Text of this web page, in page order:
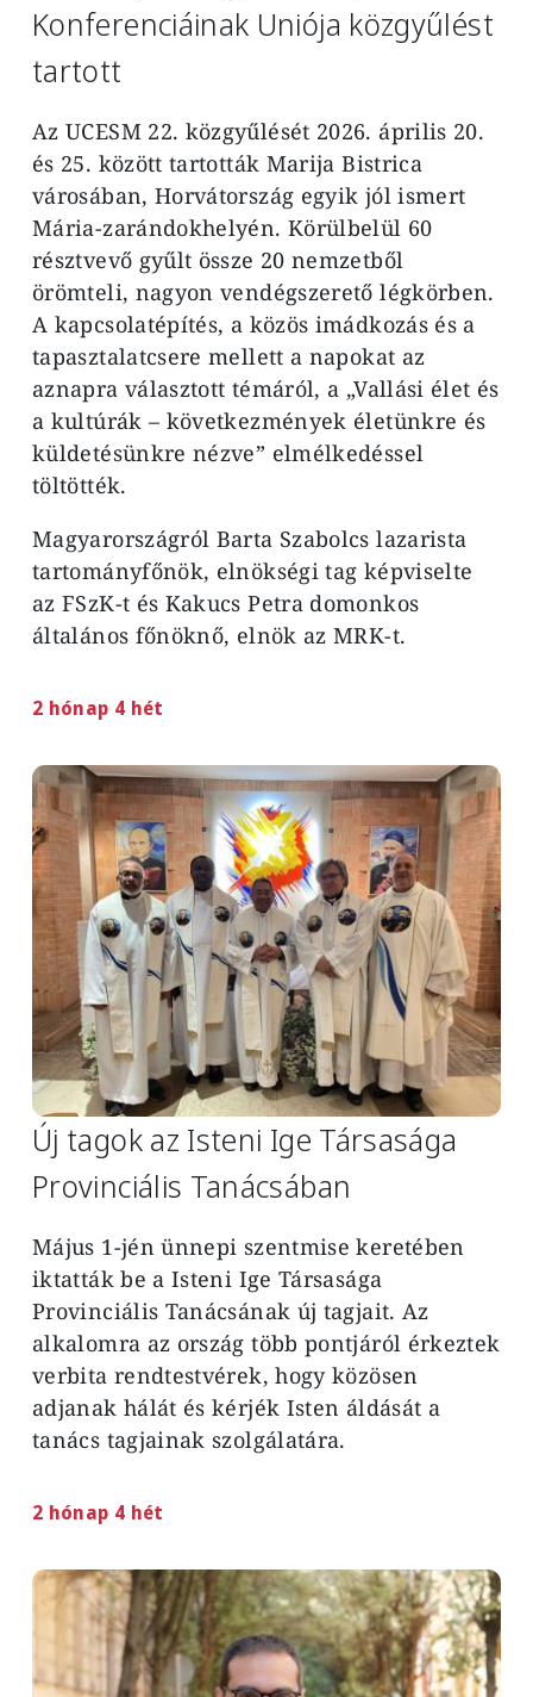
Konferenciáinak Uniója közgyűlést
tartott
Az UCESM 22. közgyűlését 2026. április 20.
és 25. között tartották Marija Bistrica
városában, Horvátország egyik jól ismert
Mária-zarándokhelyén. Körülbelül 60
résztvevő gyűlt össze 20 nemzetből
örömteli, nagyon vendégszerető légkörben.
A kapcsolatépítés, a közös imádkozás és a
tapasztalatcsere mellett a napokat az
aznapra választott témáról, a „Vallási élet és
a kultúrák – következmények életünkre és
küldetésünkre nézve” elmélkedéssel
töltötték.
Magyarországról Barta Szabolcs lazarista
tartományfőnök, elnökségi tag képviselte
az FSzK-t és Kakucs Petra domonkos
általános főnöknő, elnök az MRK-t.
2 hónap 4 hét
Image
Új tagok az Isteni Ige Társasága
Provinciális Tanácsában
Május 1-jén ünnepi szentmise keretében
iktatták be a Isteni Ige Társasága
Provinciális Tanácsának új tagjait. Az
alkalomra az ország több pontjáról érkeztek
verbita rendtestvérek, hogy közösen
adjanak hálát és kérjék Isten áldását a
tanács tagjainak szolgálatára.
2 hónap 4 hét
Image